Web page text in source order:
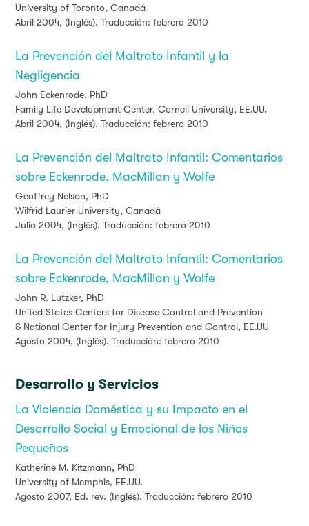
University of Toronto, Canadá
Abril 2004, (Inglés). Traducción: febrero 2010
La Prevención del Maltrato Infantil y la
Negligencia
John Eckenrode, PhD
Family Life Development Center, Cornell University, EE.UU.
Abril 2004, (Inglés). Traducción: febrero 2010
La Prevención del Maltrato Infantil: Comentarios
sobre Eckenrode, MacMillan y Wolfe
Geoffrey Nelson, PhD
Wilfrid Laurier University, Canadá
Julio 2004, (Inglés). Traducción: febrero 2010
La Prevención del Maltrato Infantil: Comentarios
sobre Eckenrode, MacMillan y Wolfe
John R. Lutzker, PhD
United States Centers for Disease Control and Prevention
& National Center for Injury Prevention and Control, EE.UU
Agosto 2004, (Inglés). Traducción: febrero 2010
Desarrollo y Servicios
La Violencia Doméstica y su Impacto en el
Desarrollo Social y Emocional de los Niños
Pequeños
Katherine M. Kitzmann, PhD
University of Memphis, EE.UU.
Agosto 2007, Ed. rev. (Inglés). Traducción: febrero 2010